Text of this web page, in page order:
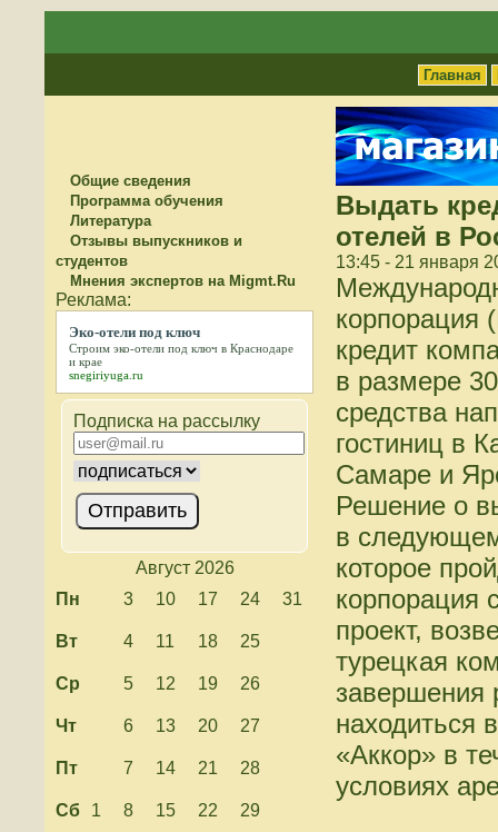
Главная
Общие сведения
Программа обучения
Литература
Отзывы выпускников и
студентов
Мнения экспертов на Migmt.Ru
Эко-отели под ключ
Строим эко-отели под ключ в Краснодаре
и крае
snegiriyuga.ru
Подписка на рассылку
Август 2026
Пн
3 10 17 24 31
Вт 4 11 18 25
Ср 5 12 19 26
Чт 6 13 20 27
Пт 7 14 21 28
Сб 1 8 15 22 29
Выдать
отелей в
13:45 - 21 января
корпорация
кредит
в размере
средства
гостиниц в
Самаре и
Решение о
в
которое
корпорация
проект,
турецкая
завершения
находиться
«Аккор» в
условиях